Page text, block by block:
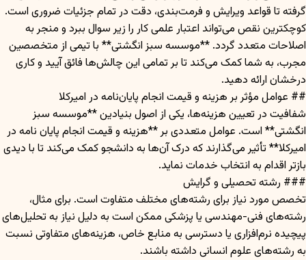
گرفته تا قواعد ویرایش و فرمت‌بندی، دقت در تمام جزئیات ضروری است.
کوچکترین نقص می‌تواند اعتبار علمی کار را زیر سوال ببرد و منجر به
اصلاحات متعدد گردد. **موسسه سبز انگشتی** با تیمی از متخصصین
مجرب، به شما کمک می‌کند تا بر تمامی این چالش‌ها فائق آیید و کاری
درخشان ارائه دهید.
## عوامل مؤثر بر هزینه و قیمت انجام پایان‌نامه در امیرکلا
شفافیت در تعیین هزینه‌ها، یکی از اصول بنیادین **موسسه سبز
انگشتی** است. عوامل متعددی بر **هزینه و قیمت انجام پایان نامه در
امیرکلا** تأثیر می‌گذارند که درک آن‌ها به دانشجو کمک می‌کند تا با دیدی
بازتر اقدام به انتخاب خدمات نماید.
### رشته تحصیلی و گرایش
تخصص مورد نیاز برای رشته‌های مختلف متفاوت است. برای مثال،
رشته‌های فنی-مهندسی یا پزشکی ممکن است به دلیل نیاز به تحلیل‌های
پیچیده نرم‌افزاری یا دسترسی به منابع خاص، هزینه‌های متفاوتی نسبت
به رشته‌های علوم انسانی داشته باشند.